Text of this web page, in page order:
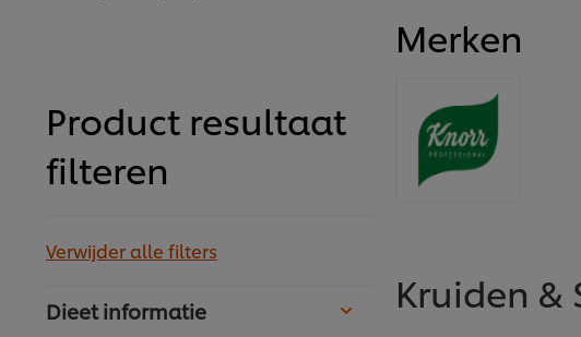
Product resultaat
filteren
Verwijder alle filters
Dieet informatie
Merken
Kruiden &